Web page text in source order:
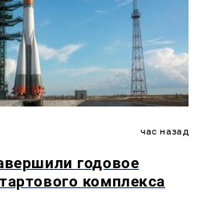
час назад
годовое
комплекса